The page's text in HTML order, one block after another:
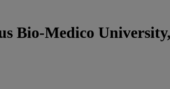
Bio-Medico